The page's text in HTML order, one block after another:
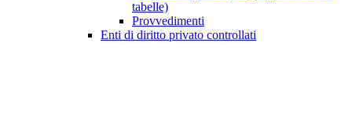
tabelle)
Provvedimenti
Enti di diritto privato controllati